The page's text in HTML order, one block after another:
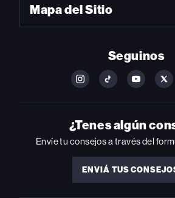
Mapa del Sitio
Seguinos
FOLLOW
ON
INSTAGRAM
FOLLOW
ON
YOUTUBE
FOLLOW
ON
YOUTUBE
ON
¿Tenes algún
Envíe tu consejos a través del
ENVIÁ TUS
ENVIÁ